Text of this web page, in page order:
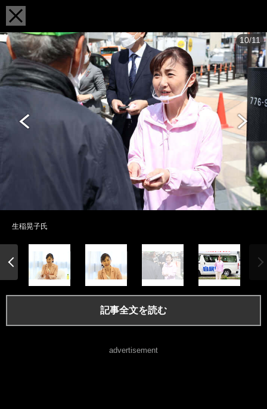
10/11
生稲晃子氏
記事全文を読む
advertisement